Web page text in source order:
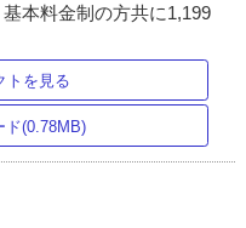
本料金制の方共に1,199
トを見る
ド(0.78MB)